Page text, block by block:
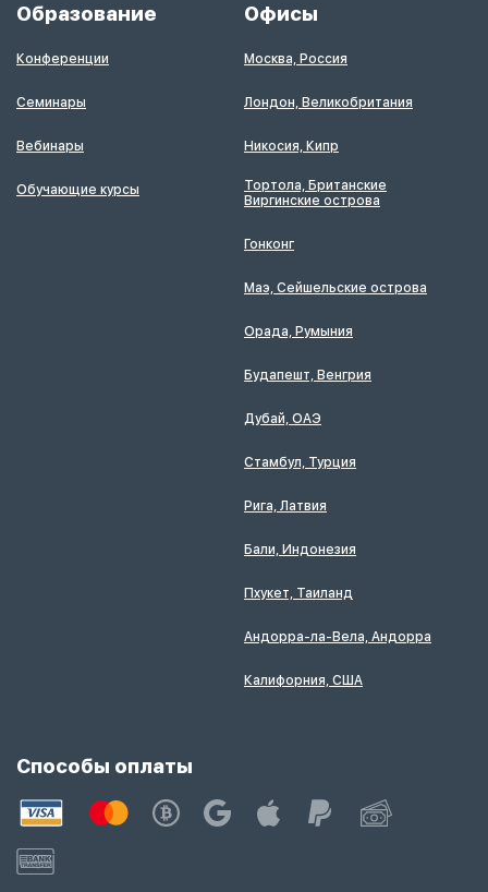
Образование
Конференции
Семинары
Вебинары
Обучающие курсы
Офисы
Москва, Россия
Лондон, Великобритания
Никосия, Кипр
Тортола, Британские
Виргинские острова
Гонконг
Маэ, Сейшельские острова
Орада, Румыния
Будапешт, Венгрия
Дубай, ОАЭ
Стамбул, Турция
Рига, Латвия
Бали, Индонезия
Пхукет, Таиланд
Андорра-ла-Вела, Андорра
Калифорния, США
Способы оплаты